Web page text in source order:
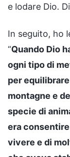
e lodare Dio.
In seguito, ho
“Quando Dio
ogni tipo di
per
montagne e
specie di
era
vivere e di